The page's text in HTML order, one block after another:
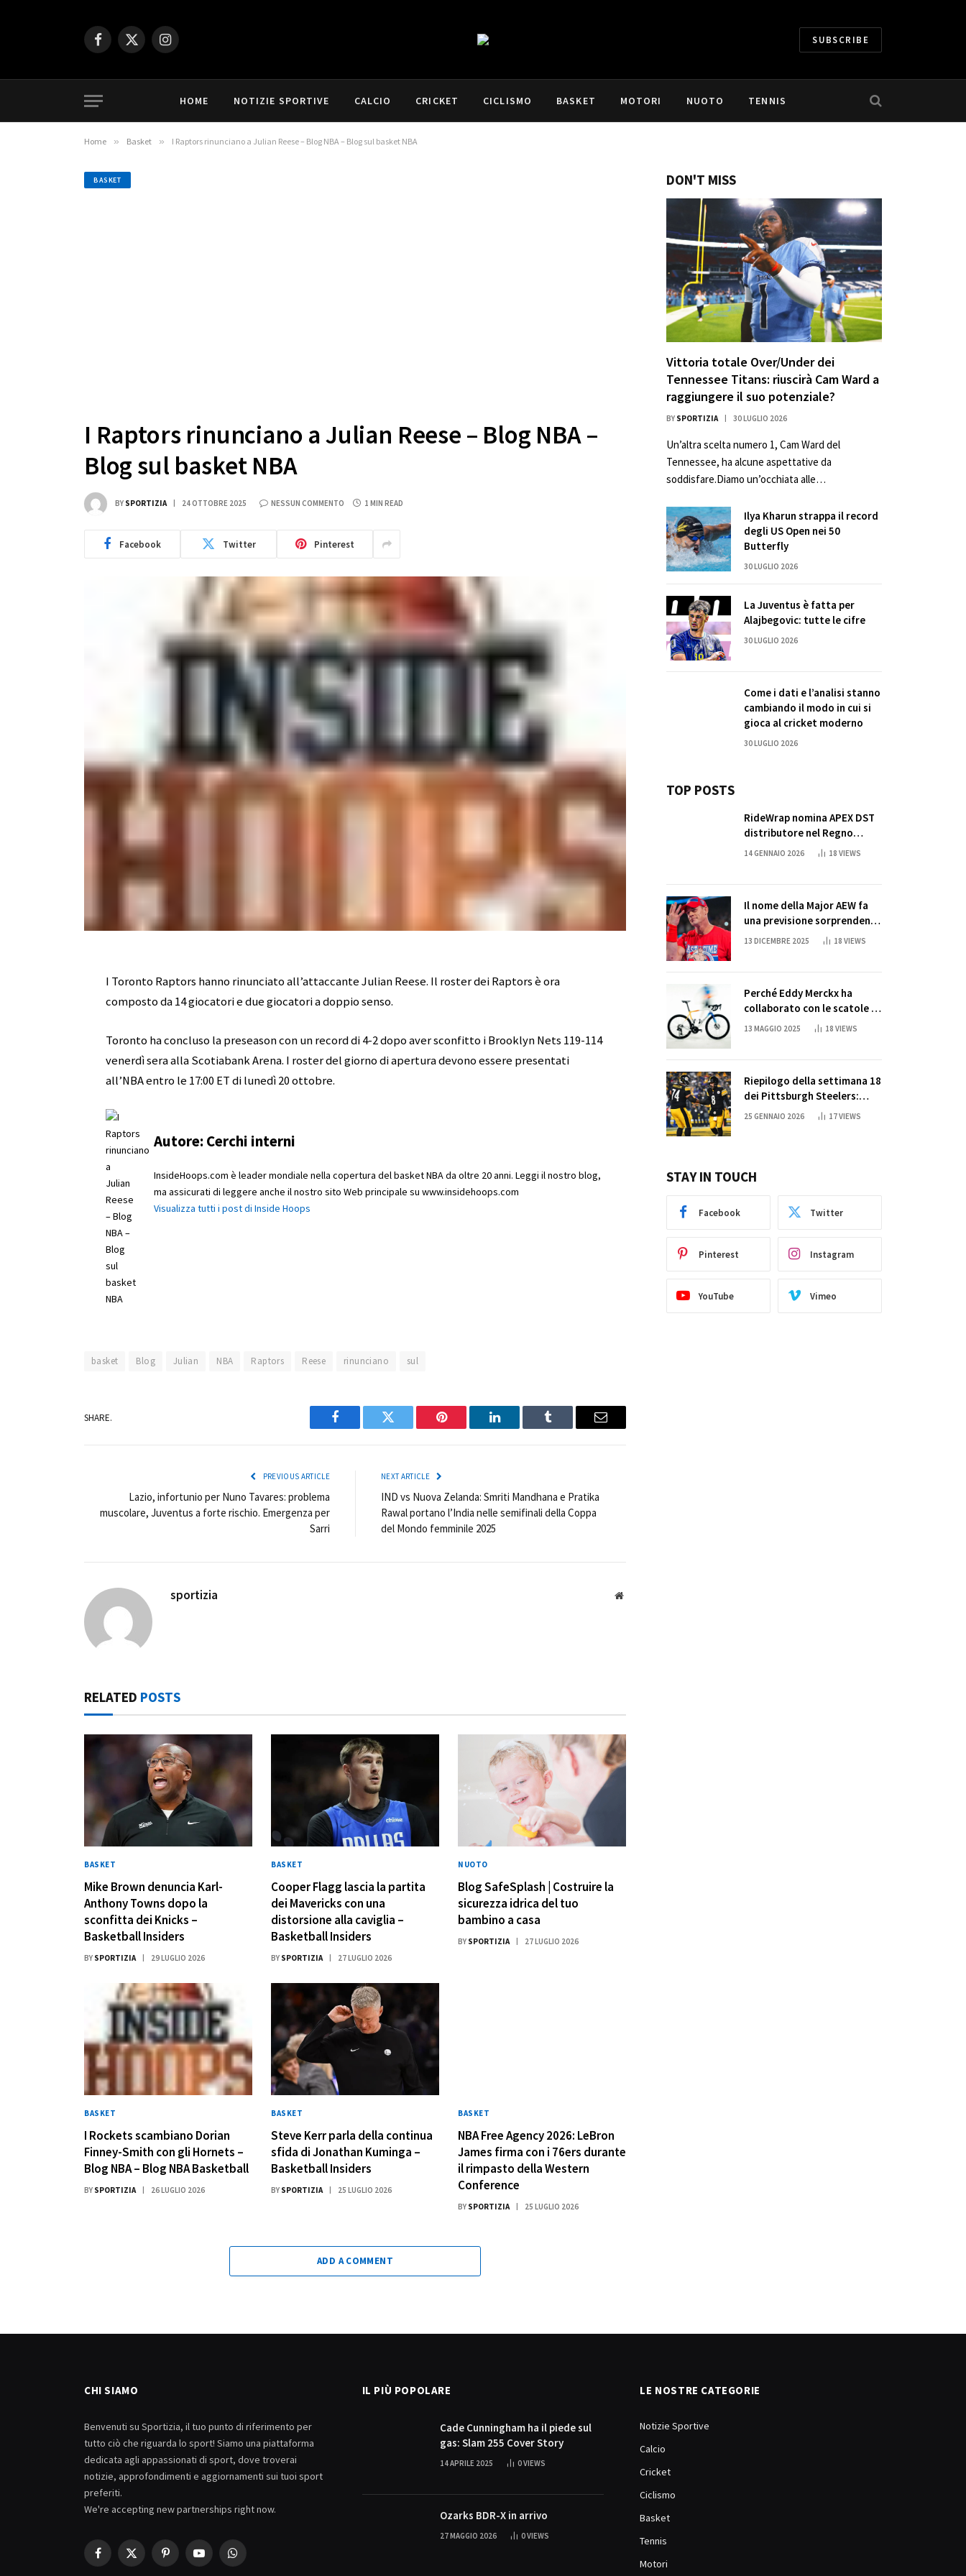
Facebook
X
Instagram SUBSCRIBE
HOME NOTIZIE SPORTIVE CALCIO CRICKET CICLISMO BASKET MOTORI NUOTO TENNIS
Home » Basket » I Raptors rinunciano a Julian Reese – Blog NBA – Blog sul basket NBA
BASKET
I Raptors rinunciano a Julian Reese – Blog NBA –
Blog sul basket NBA
BY SPORTIZIA 24 OTTOBRE 2025 NESSUN COMMENTO 1 MIN READ
Facebook Twitter Pinterest
I Toronto Raptors hanno rinunciato all’attaccante Julian Reese. Il roster dei Raptors è ora
composto da 14 giocatori e due giocatori a doppio senso.
Toronto ha concluso la preseason con un record di 4-2 dopo aver sconfitto i Brooklyn Nets 119-114
venerdì sera alla Scotiabank Arena. I roster del giorno di apertura devono essere presentati
all’NBA entro le 17:00 ET di lunedì 20 ottobre.
Autore: Cerchi interni
InsideHoops.com è leader mondiale nella copertura del basket NBA da oltre 20 anni. Leggi il nostro blog,
ma assicurati di leggere anche il nostro sito Web principale su www.insidehoops.com
Visualizza tutti i post di Inside Hoops
basket Blog Julian NBA Raptors Reese rinunciano sul
SHARE.
Facebook Twitter Pinterest LinkedIn Tumblr Email
PREVIOUS ARTICLE
Lazio, infortunio per Nuno Tavares: problema
muscolare, Juventus a forte rischio. Emergenza per
Sarri
NEXT ARTICLE
IND vs Nuova Zelanda: Smriti Mandhana e Pratika
Rawal portano l’India nelle semifinali della Coppa
del Mondo femminile 2025
sportizia Website
RELATED POSTS
BASKET
Mike Brown denuncia Karl-
Anthony Towns dopo la
sconfitta dei Knicks –
Basketball Insiders
BY SPORTIZIA 29 LUGLIO 2026
BASKET
Cooper Flagg lascia la partita
dei Mavericks con una
distorsione alla caviglia –
Basketball Insiders
BY SPORTIZIA 27 LUGLIO 2026
NUOTO
Blog SafeSplash | Costruire la
sicurezza idrica del tuo
bambino a casa
BY SPORTIZIA 27 LUGLIO 2026
BASKET
I Rockets scambiano Dorian
Finney-Smith con gli Hornets –
Blog NBA – Blog NBA Basketball
BY SPORTIZIA 26 LUGLIO 2026
BASKET
Steve Kerr parla della continua
sfida di Jonathan Kuminga –
Basketball Insiders
BY SPORTIZIA 25 LUGLIO 2026
BASKET
NBA Free Agency 2026: LeBron
James firma con i 76ers durante
il rimpasto della Western
Conference
BY SPORTIZIA 25 LUGLIO 2026
ADD A COMMENT
DON'T MISS
Vittoria totale Over/Under dei
Tennessee Titans: riuscirà Cam Ward a
raggiungere il suo potenziale?
BY SPORTIZIA 30 LUGLIO 2026
Un’altra scelta numero 1, Cam Ward del
Tennessee, ha alcune aspettative da
soddisfare.Diamo un’occhiata alle…
Ilya Kharun strappa il record
degli US Open nei 50
Butterfly
30 LUGLIO 2026
La Juventus è fatta per
Alajbegovic: tutte le cifre
30 LUGLIO 2026
Come i dati e l’analisi stanno
cambiando il modo in cui si
gioca al cricket moderno
30 LUGLIO 2026
TOP POSTS
RideWrap nomina APEX DST
distributore nel Regno
Unito
14 GENNAIO 2026 18 VIEWS
Il nome della Major AEW fa
una previsione sorprendente
per la partita di ritiro di
13 DICEMBRE 2025 18 VIEWS
Perché Eddy Merckx ha
collaborato con le scatole di
succo di Sun Capri
13 MAGGIO 2025 18 VIEWS
Riepilogo della settimana 18
dei Pittsburgh Steelers:
credi nei miracoli?
25 GENNAIO 2026 17VIEWS
STAY IN TOUCH
Facebook Twitter
Pinterest Instagram
YouTube Vimeo
CHI SIAMO
Benvenuti su Sportizia, il tuo punto di riferimento per
tutto ciò che riguarda lo sport! Siamo una piattaforma
dedicata agli appassionati di sport, dove troverai
notizie, approfondimenti e aggiornamenti sui tuoi sport
preferiti.
We're accepting new partnerships right now.
Facebook
X
PinterestYouTubeWhatsApp
IL PIÙ POPOLARE
Cade Cunningham ha il piede sul
gas: Slam 255 Cover Story
14 APRILE 2025 0VIEWS
Ozarks BDR-X in arrivo
27 MAGGIO 2026 0VIEWS
LE NOSTRE CATEGORIE
Notizie Sportive
Calcio
Cricket
Ciclismo
Basket
Tennis
Motori